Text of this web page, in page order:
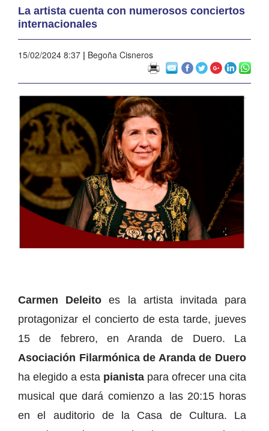
La artista cuenta con numerosos conciertos
internacionales
15/02/2024 8:37 | Begoña Cisneros
Carmen Deleitoes la artista invitada para
protagonizar el concierto de esta tarde, jueves
15 de febrero, en Aranda de Duero. La
Asociación Filarmónica de Aranda de Duero
ha elegido a esta pianista para ofrecer una cita
musical que dará comienzo a las 20:15 horas
en el auditorio de la Casa de Cultura. La